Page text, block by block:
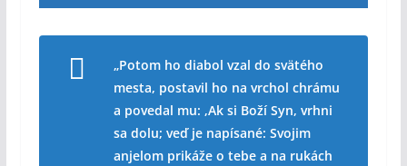
„Potom ho diabol vzal do svätého
mesta, postavil ho na vrchol chrámu
a povedal mu: ‚Ak si Boží Syn, vrhni
sa dolu; veď je napísané: Svojim
anjelom prikáže o tebe a na rukách